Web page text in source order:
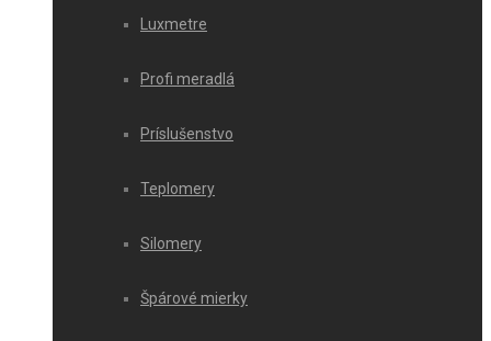
Luxmetre
Profi meradlá
Príslušenstvo
Teplomery
Silomery
Špárové mierky